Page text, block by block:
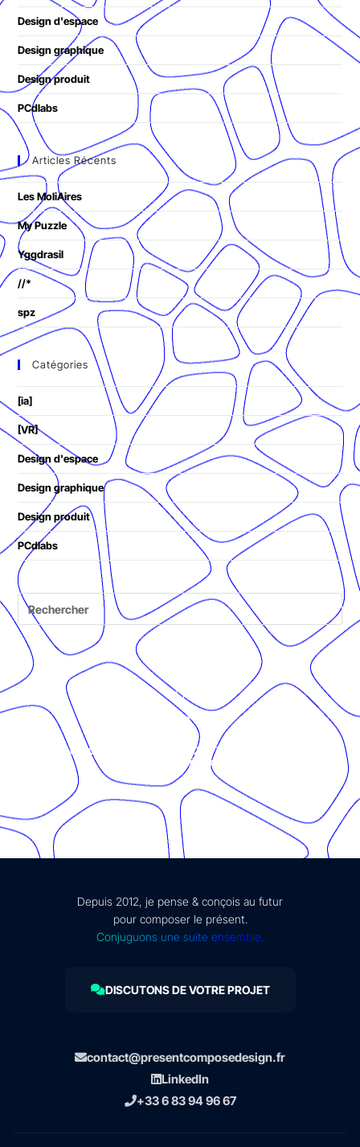
Design d'espace
Design graphique
Design produit
PCdlabs
Articles Récents
Les MoliAires
My Puzzle
Yggdrasil
//*
spz
Catégories
[ia]
[VR]
Design d'espace
Design graphique
Design produit
PCdlabs
© Présent Composé design - 2024 - Tous droits réservés -
mentions légales
Depuis 2012, je pense & conçois au futur
pour composer le présent.
Conjuguons une suite ensemble.
DISCUTONS DE VOTRE PROJET
contact@presentcomposedesign.fr
LinkedIn
+33 6 83 94 96 67